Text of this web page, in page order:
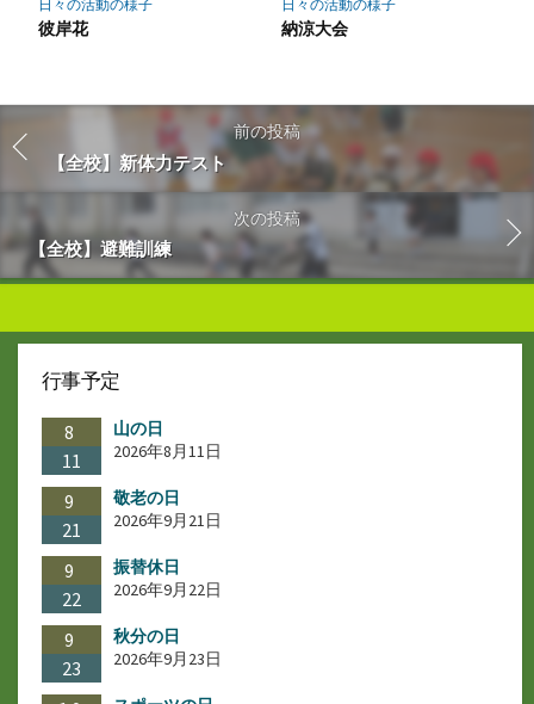
日々の活動の様子
彼岸花
日々の活動の様子
納涼大会
前の投稿
【全校】新体力テスト
次の投稿
【全校】避難訓練
行事予定
8
11
山の日
2026年8月11日
9
21
敬老の日
2026年9月21日
9
22
振替休日
2026年9月22日
9
23
秋分の日
2026年9月23日